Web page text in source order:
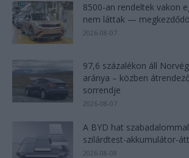
8500-an rendeltek vakon
nem láttak —
2026-08-07
97,6 százalékon áll
aránya – közben
sorrendje
2026-08-07
A BYD hat
szilárdtest-akkumulátor-
2026-08-08